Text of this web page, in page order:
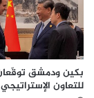
بكين ودمشق
للتعاون الإستراتيجي